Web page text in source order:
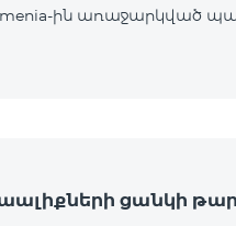
ին առաջարկված
ցանկի